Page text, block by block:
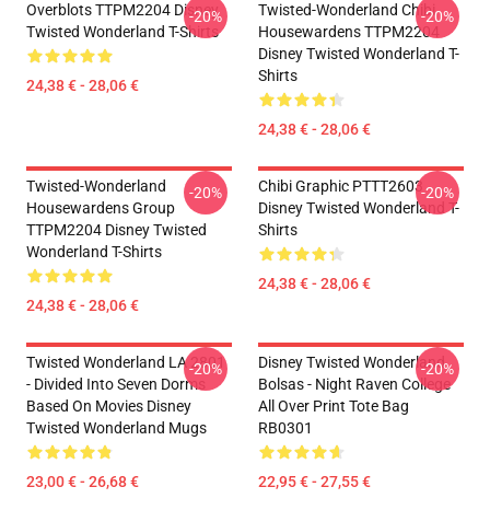
Overblots TTPM2204 Disney
Twisted Wonderland T-Shirts
24,38 € - 28,06 €
-20%
Twisted-Wonderland Chibi
Housewardens TTPM2204
Disney Twisted Wonderland T-
Shirts
24,38 € - 28,06 €
-20%
Twisted-Wonderland
Housewardens Group
TTPM2204 Disney Twisted
Wonderland T-Shirts
24,38 € - 28,06 €
-20%
Chibi Graphic PTTT2603
Disney Twisted Wonderland T-
Shirts
24,38 € - 28,06 €
-20%
Twisted Wonderland LA 2801
- Divided Into Seven Dorms
Based On Movies Disney
Twisted Wonderland Mugs
23,00 € - 26,68 €
-20%
Disney Twisted Wonderland
Bolsas - Night Raven College
All Over Print Tote Bag
RB0301
22,95 € - 27,55 €
-20%